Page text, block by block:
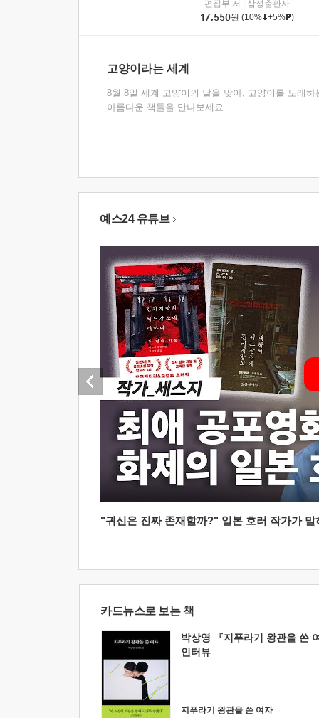
편집부 저
삼성출판사
17,550원 (10% +5% )
고양이라는 세계
8월 8일 세계 고양이의 날을 맞아, 고양이를 노래하
아름다운 책들을 만나보세요.
예스24 유튜브
"귀신은 진짜 존재할까?" 일본 호러 작가가
카드뉴스로 보는 책
박상영 『지푸라기 왕관을 쓴
인터뷰
지푸라기 왕관을 쓴 여자